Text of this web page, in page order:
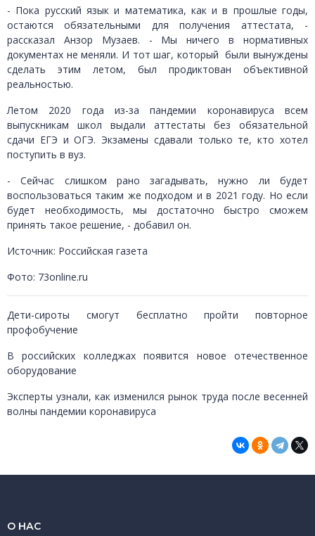
- Пока русский язык и математика, как и в прошлые годы,
остаются обязательными для получения аттестата, -
рассказал Анзор Музаев. - Мы ничего в нормативных
документах не меняли. И тот шаг, который были вынуждены
сделать этим летом, был продиктован объективной
реальностью.
Летом 2020 года из-за пандемии коронавируса всем
выпускникам школ выдали аттестаты без обязательной
сдачи ЕГЭ и ОГЭ. Экзамены сдавали только те, кто хотел
поступить в вуз.
- Сейчас слишком рано загадывать, нужно ли будет
воспользоваться таким же подходом и в 2021 году. Но если
будет необходимость, мы достаточно быстро сможем
принять такое решение, - добавил он.
Источник: Российская газета
Фото: 73online.ru
Дети-сироты смогут бесплатно пройти повторное
профобучение
В российских колледжах появится новое отечественное
оборудование
Эксперты узнали, как изменился рынок труда после весенней
волны пандемии коронавируса
О НАС